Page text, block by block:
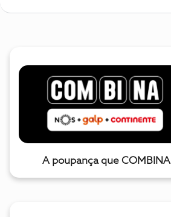
A poupança que COMBINA